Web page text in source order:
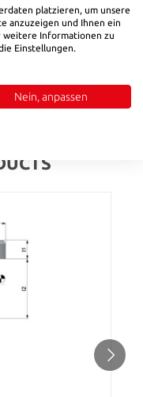
platzieren, um unsere
anzuzeigen und Ihnen ein
weitere Informationen zu
Einstellungen.
Nein, anpassen